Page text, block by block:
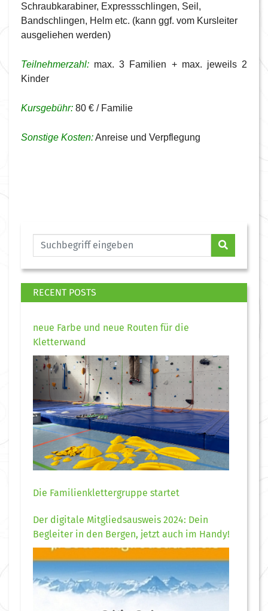
Schraubkarabiner, Expressschlingen, Seil,
Bandschlingen, Helm etc. (kann ggf. vom Kursleiter
ausgeliehen werden)
Teilnehmerzahl: max. 3 Familien + max. jeweils 2
Kinder
Kursgebühr: 80 € / Familie
Sonstige Kosten:Anreise und Verpflegung
RECENT POSTS
neue Farbe und neue Routen für die
Kletterwand
Die Familienklettergruppe startet
Der digitale Mitgliedsausweis 2024: Dein
Begleiter in den Bergen, jetzt auch im Handy!